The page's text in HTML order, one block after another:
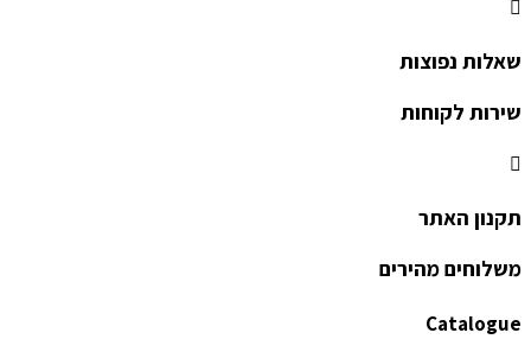
שאלות נפוצות
שירות לקוחות
תקנון האתר
משלוחים מהירים
Catalogue